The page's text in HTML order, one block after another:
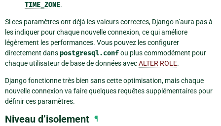
TIME_ZONE.
Si ces paramètres ont déjà les valeurs correctes, Django n’aura pas à
les indiquer pour chaque nouvelle connexion, ce qui améliore
légèrement les performances. Vous pouvez les configurer
directement dans postgresql.confou plus commodément pour
chaque utilisateur de base de données avecALTER ROLE.
Django fonctionne très bien sans cette optimisation, mais chaque
nouvelle connexion va faire quelques requêtes supplémentaires pour
définir ces paramètres.
Niveau d’isolement ¶